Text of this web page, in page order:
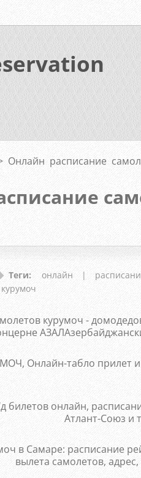
Онлайн расписание
Теги: онлайн |
курумоч
курумоч -
Онлайн-табло прилет и
билетов онлайн,
Атлант-Союз и
в Самаре: расписание
вылета самолетов,